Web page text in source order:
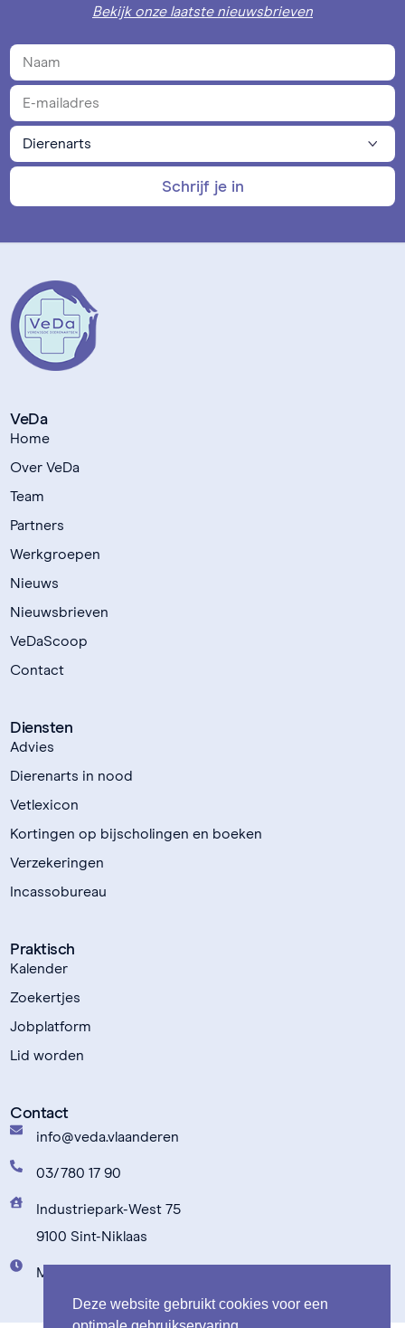
Bekijk onze laatste nieuwsbrieven
Schrijf je in
VeDa
Home
Over VeDa
Team
Partners
Werkgroepen
Nieuws
Nieuwsbrieven
VeDaScoop
Contact
Diensten
Advies
Dierenarts in nood
Vetlexicon
Kortingen op bijscholingen en boeken
Verzekeringen
Incassobureau
Praktisch
Kalender
Zoekertjes
Jobplatform
Lid worden
Contact
info@veda.vlaanderen
03/780 17 90
Industriepark-West 75
9100 Sint-Niklaas
Maandag t.e.m. vrijdag: 9u00 - 17u00
Deze website gebruikt cookies voor een